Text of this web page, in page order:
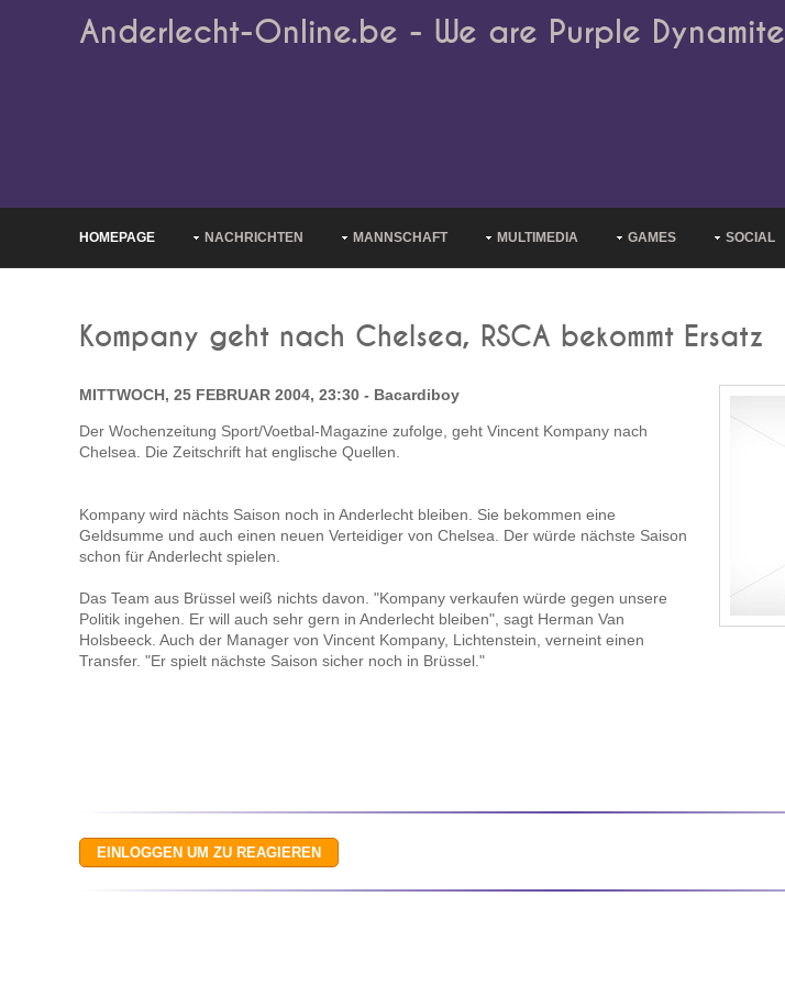
Anderlecht-Online.be - We are Purple Dynamite
HOMEPAGE NACHRICHTEN MANNSCHAFT MULTIMEDIA GAMES SOCIAL
Kompany geht nach Chelsea, RSCA bekommt Ersatz
MITTWOCH, 25 FEBRUAR 2004, 23:30 - Bacardiboy
Der Wochenzeitung Sport/Voetbal-Magazine zufolge, geht Vincent Kompany nach
Chelsea. Die Zeitschrift hat englische Quellen.
Kompany wird nächts Saison noch in Anderlecht bleiben. Sie bekommen eine
Geldsumme und auch einen neuen Verteidiger von Chelsea. Der würde nächste Saison
schon für Anderlecht spielen.
Das Team aus Brüssel weiß nichts davon. "Kompany verkaufen würde gegen unsere
Politik ingehen. Er will auch sehr gern in Anderlecht bleiben", sagt Herman Van
Holsbeeck. Auch der Manager von Vincent Kompany, Lichtenstein, verneint einen
Transfer. "Er spielt nächste Saison sicher noch in Brüssel."